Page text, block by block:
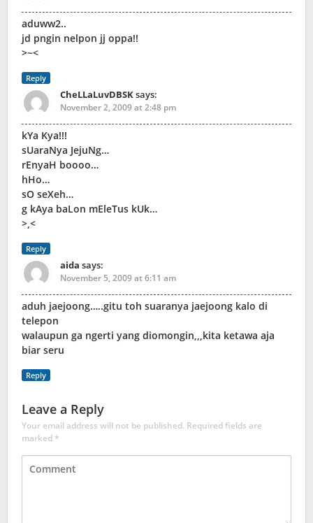
aduww2..
jd pngin nelpon jj oppa!!
>~<
Reply
CheLLaLuvDBSKsays:
November 2, 2009 at 2:48 pm
kYa Kya!!!
sUaraNya JejuNg…
rEnyaH boooo…
hHo…
sO seXeh…
g kAya baLon mEleTus kUk…
>,<
Reply
aida says:
November 5, 2009 at 6:11 am
aduh jaejoong…..gitu toh suaranya jaejoong kalo di
telepon
walaupun ga ngerti yang diomongin,,,kita ketawa aja
biar seru
Reply
Leave a Reply
Your email address will not be published. Required fields are
marked*